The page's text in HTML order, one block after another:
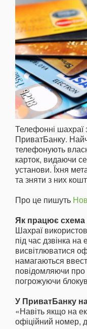
Телефонні шахраї
ПриватБанку.
телефонують
карток, видаючи
установи. Їхня
та зняти з них
Про це пишуть
Як працює схема
Шахраї
під час дзвінка
висвітлюватися
намагаються
повідомляючи про
погрожуючи
У ПриватБанку
«Навіть якщо на
офіційний номер,